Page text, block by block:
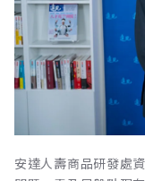
安達人壽商品研發處